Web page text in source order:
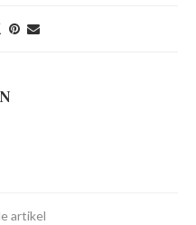
artikel